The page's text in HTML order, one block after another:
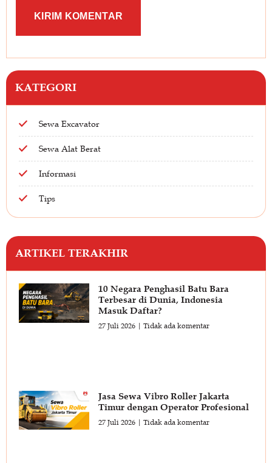
KATEGORI
Sewa Excavator
Sewa Alat Berat
Informasi
Tips
ARTIKEL TERAKHIR
10 Negara Penghasil Batu Bara
Terbesar di Dunia, Indonesia
Masuk Daftar?
27 Juli 2026 Tidak ada komentar
Jasa Sewa Vibro Roller Jakarta
Timur dengan Operator Profesional
27 Juli 2026 Tidak ada komentar